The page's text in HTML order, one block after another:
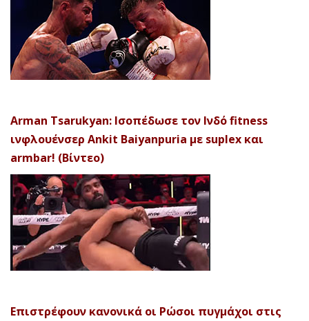
Arman Tsarukyan: Ισοπέδωσε τον Ινδό fitness
ινφλουένσερ Ankit Baiyanpuria με suplex και
armbar! (Βίντεο)
Επιστρέφουν κανονικά οι Ρώσοι πυγμάχοι στις